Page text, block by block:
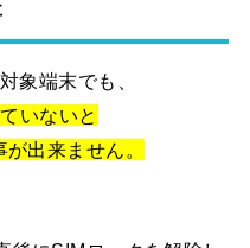
象端末でも、
いないと
出来ません。